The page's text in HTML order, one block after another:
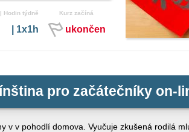
Hodin týdně
| 1x1h
Kurz začíná
ukončen
pro začátečníky on-
v v pohodlí domova. Vyučuje zkušená rodilá